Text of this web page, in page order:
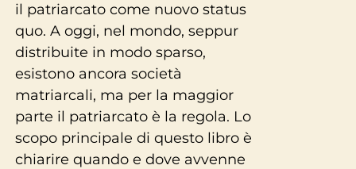
il patriarcato come nuovo status
quo. A oggi, nel mondo, seppur
distribuite in modo sparso,
esistono ancora società
matriarcali, ma per la maggior
parte il patriarcato è la regola. Lo
scopo principale di questo libro è
chiarire quando e dove avvenne